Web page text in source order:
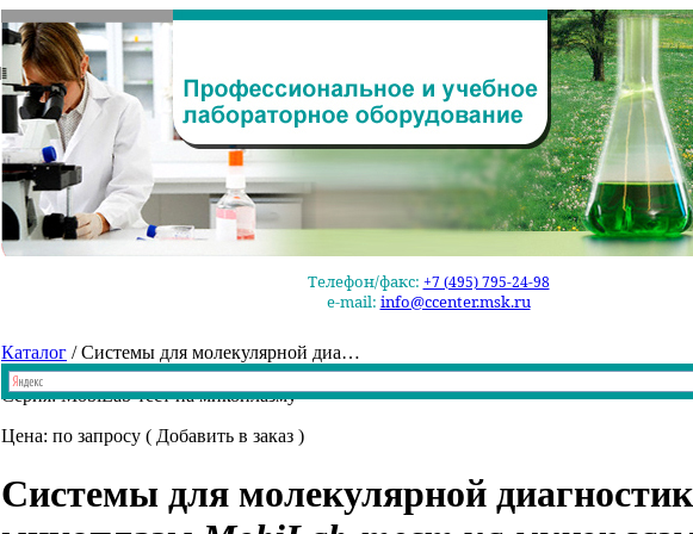
Телефон/факс: +7 (495) 795-24-98
e-mail: info@ccenter.msk.ru
Каталог / Системы для молекулярной диа…
Серия: MobiLab-тест на микоплазму
Цена: по запросу ( Добавить в заказ )
Системы для молекулярной